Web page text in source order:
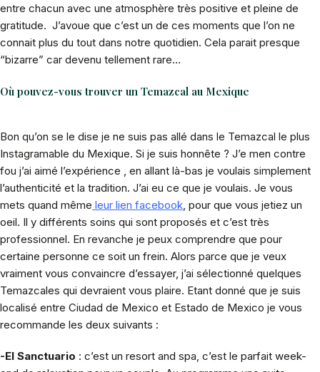
entre chacun avec une atmosphère très positive et pleine de
gratitude. J’avoue que c’est un de ces moments que l’on ne
connait plus du tout dans notre quotidien. Cela parait presque
“bizarre” car devenu tellement rare…
Où pouvez-vous trouver un Temazcal au Mexique
Bon qu’on se le dise je ne suis pas allé dans le Temazcal le plus
Instagramable du Mexique. Si je suis honnête ? J’e men contre
fou j’ai aimé l’expérience , en allant là-bas je voulais simplement
l’authenticité et la tradition. J’ai eu ce que je voulais. Je vous
mets quand même leur lien facebook , pour que vous jetiez un
oeil. Il y différents soins qui sont proposés et c’est très
professionnel. En revanche je peux comprendre que pour
certaine personne ce soit un frein. Alors parce que je veux
vraiment vous convaincre d’essayer, j’ai sélectionné quelques
Temazcales qui devraient vous plaire. Etant donné que je suis
localisé entre Ciudad de Mexico et Estado de Mexico je vous
recommande les deux suivants :
-El Sanctuario : c’est un resort and spa, c’est le parfait week-